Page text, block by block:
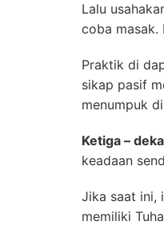
Lalu
coba masak.
Praktik di
sikap pasif
menumpuk
Ketiga –
keadaan
Jika saat ini,
memiliki